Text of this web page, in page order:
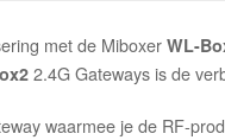
met de MiboxerWL-
2.4G Gateways is de
waarmee je de RF-